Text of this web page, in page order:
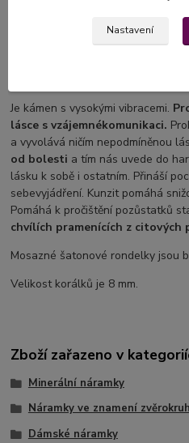
Je kámen s vysokými vibracemi.
lásce s vzájemnékomunikaci.
a vyvolává ničím nepodmíněnou
od bolesti a tím nás uvede do
lásku k sobě i ostatním. Přináší
sebevyjádření. Kunzit pomáhá
Pomáhá k pročištění pozůstatků
chvílích pramenících z citových
Mosazné šatonové rondelky jsou
Velikost korálků je 8 mm.
Zboží zařazeno v
Minerální náramky
Náramky ve znamení
Dámské náramky
Nastavení